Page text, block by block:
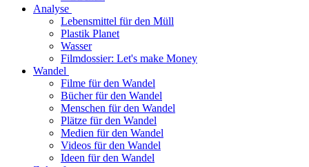
Analyse
Lebensmittel für den Müll
Plastik Planet
Wasser
Filmdossier: Let's make Money
Wandel
Filme für den Wandel
Bücher für den Wandel
Menschen für den Wandel
Plätze für den Wandel
Medien für den Wandel
Videos für den Wandel
Ideen für den Wandel